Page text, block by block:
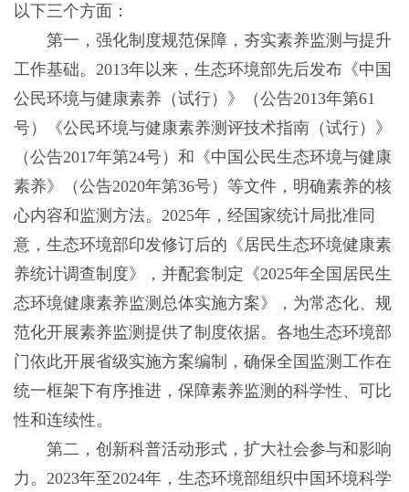
以下三个方面：
第一，强化制度规范保障，夯实素养监测与提升
工作基础。2013年以来，生态环境部先后发布《中国
公民环境与健康素养（试行）》（公告2013年第61
号）《公民环境与健康素养测评技术指南（试行）》
（公告2017年第24号）和《中国公民生态环境与健康
素养》（公告2020年第36号）等文件，明确素养的核
心内容和监测方法。2025年，经国家统计局批准同
意，生态环境部印发修订后的《居民生态环境健康素
养统计调查制度》，并配套制定《2025年全国居民生
态环境健康素养监测总体实施方案》，为常态化、规
范化开展素养监测提供了制度依据。各地生态环境部
门依此开展省级实施方案编制，确保全国监测工作在
统一框架下有序推进，保障素养监测的科学性、可比
性和连续性。
第二，创新科普活动形式，扩大社会参与和影响
力。2023年至2024年，生态环境部组织中国环境科学